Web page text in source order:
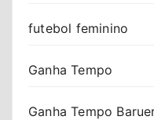
futebol feminino
Ganha Tempo
Ganha Tempo